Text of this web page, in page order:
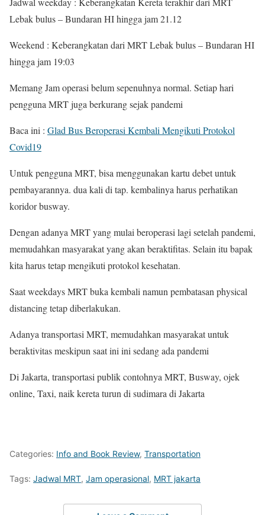
Lebak bulus – Bundaran HI hingga jam 21.12
Weekend : Keberangkatan dari MRT Lebak bulus – Bundaran HI
hingga jam 19:03
Memang Jam operasi belum sepenuhnya normal. Setiap hari
pengguna MRT juga berkurang sejak pandemi
Baca ini : Glad Bus Beroperasi Kembali Mengikuti Protokol
Covid19
Untuk pengguna MRT, bisa menggunakan kartu debet untuk
pembayarannya. dua kali di tap. kembalinya harus perhatikan
koridor busway.
Dengan adanya MRT yang mulai beroperasi lagi setelah pandemi,
memudahkan masyarakat yang akan beraktifitas. Selain itu bapak
kita harus tetap mengikuti protokol kesehatan.
Saat weekdays MRT buka kembali namun pembatasan physical
distancing tetap diberlakukan.
Adanya transportasi MRT, memudahkan masyarakat untuk
beraktivitas meskipun saat ini ini sedang ada pandemi
Di Jakarta, transportasi publik contohnya MRT, Busway, ojek
online, Taxi, naik kereta turun di sudimara di Jakarta
Categories: Info and Book Review, Transportation
Tags: Jadwal MRT, Jam operasional, MRT jakarta